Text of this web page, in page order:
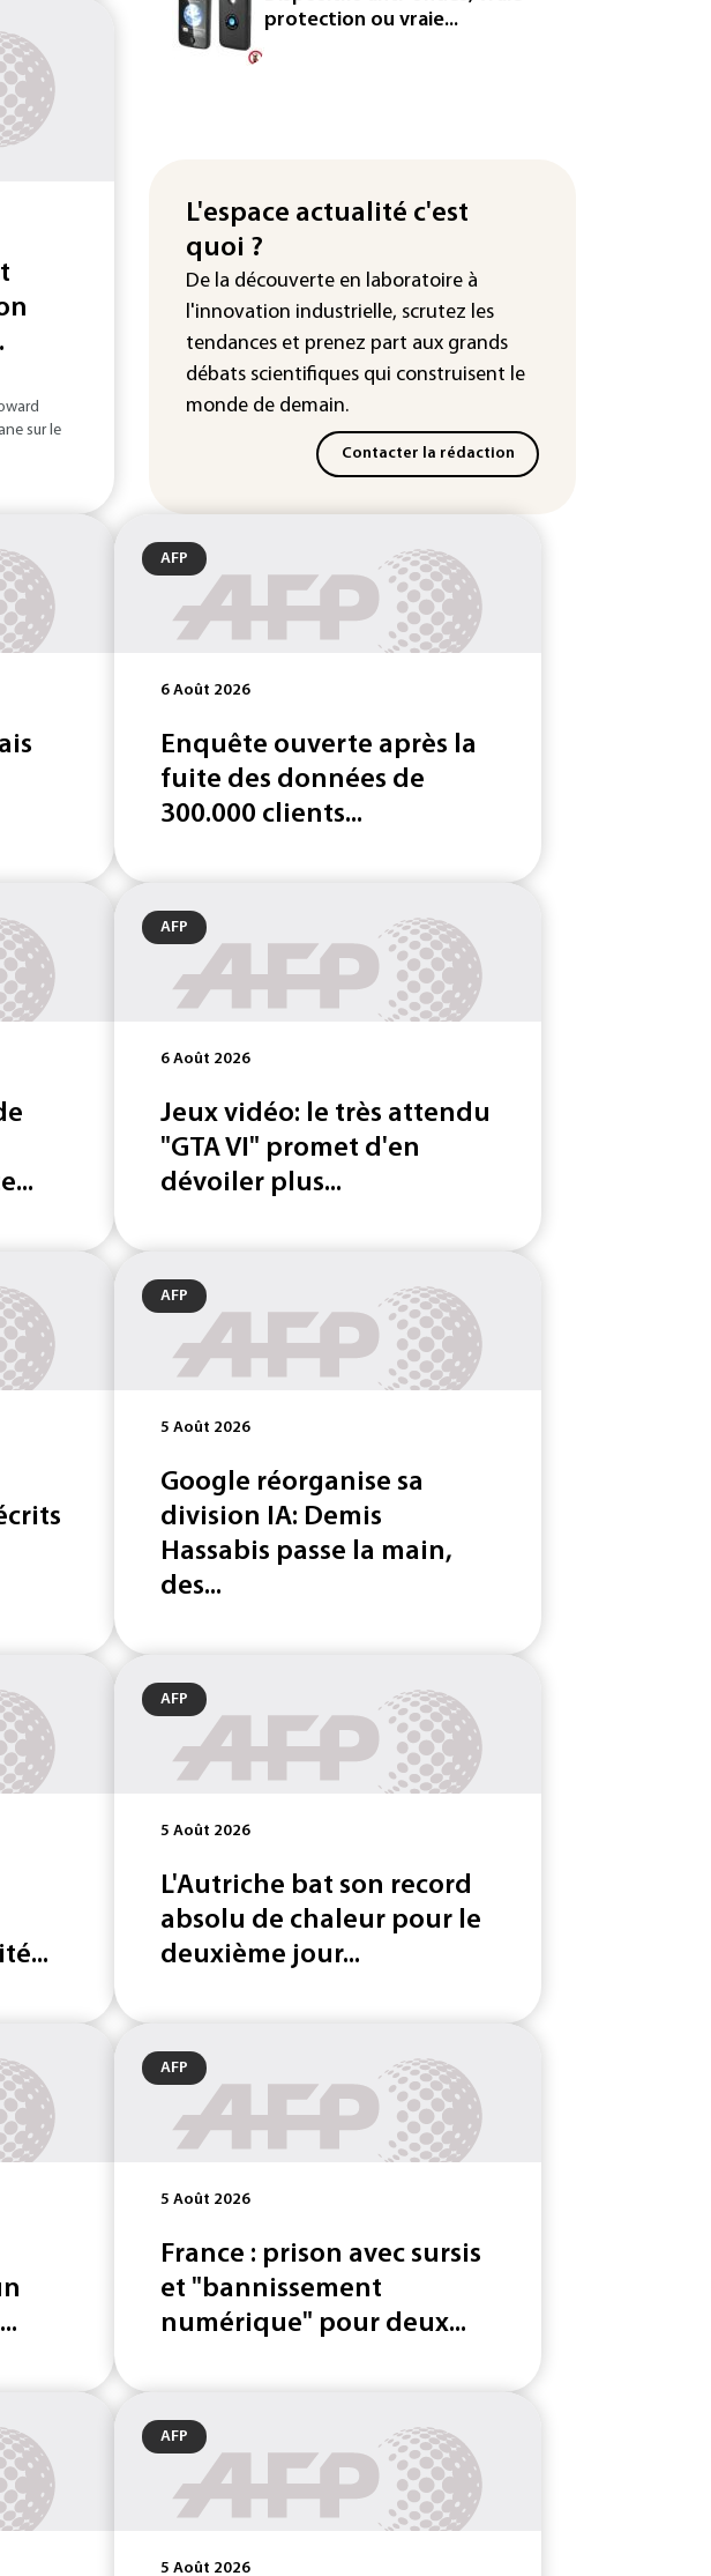
sur le
protection ou vraie...
L'espace actualité c'est
quoi ?
De la découverte en laboratoire à
l'innovation industrielle, scrutez les
tendances et prenez part aux grands
débats scientifiques qui construisent le
monde de demain.
Contacter la rédaction
AFP
6 Août 2026
Enquête ouverte après la
fuite des données de
300.000 clients...
AFP
6 Août 2026
Jeux vidéo: le très attendu
"GTA VI" promet d'en
dévoiler plus...
AFP
5 Août 2026
Google réorganise sa
division IA: Demis
Hassabis passe la main,
des...
AFP
5 Août 2026
L'Autriche bat son record
absolu de chaleur pour le
deuxième jour...
AFP
5 Août 2026
France : prison avec sursis
et "bannissement
numérique" pour deux...
AFP
5 Août 2026